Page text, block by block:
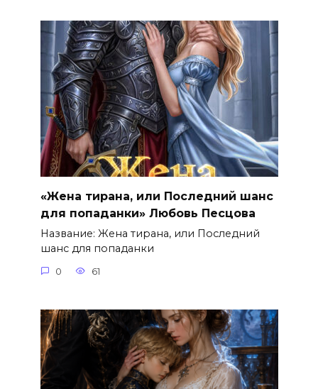
«Жена тирана, или Последний шанс
для попаданки» Любовь Песцова
Название: Жена тирана, или Последний
шанс для попаданки
0 61